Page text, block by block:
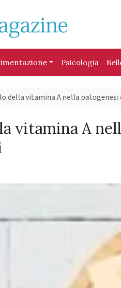
Psicologia
della vitamina A nella
vitamina A